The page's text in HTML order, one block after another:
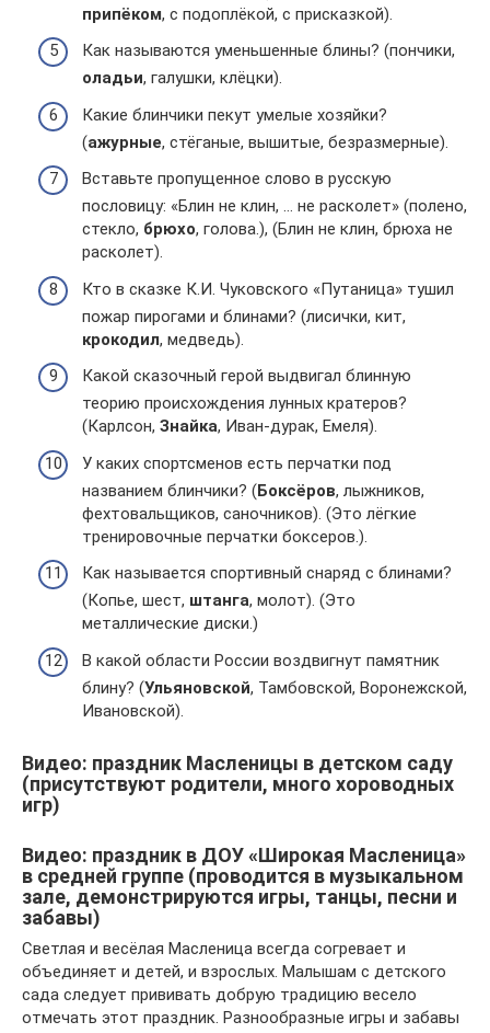
припёком, с подоплёкой, с присказкой).
Как называются уменьшенные блины? (пончики,
оладьи, галушки, клёцки).
Какие блинчики пекут умелые хозяйки?
(ажурные, стёганые, вышитые, безразмерные).
Вставьте пропущенное слово в русскую
пословицу: «Блин не клин, … не расколет» (полено,
стекло, брюхо, голова.), (Блин не клин, брюха не
расколет).
Кто в сказке К.И. Чуковского «Путаница» тушил
пожар пирогами и блинами? (лисички, кит,
крокодил, медведь).
Какой сказочный герой выдвигал блинную
теорию происхождения лунных кратеров?
(Карлсон, Знайка, Иван-дурак, Емеля).
У каких спортсменов есть перчатки под
названием блинчики? (Боксёров, лыжников,
фехтовальщиков, саночников). (Это лёгкие
тренировочные перчатки боксеров.).
Как называется спортивный снаряд с блинами?
(Копье, шест, штанга, молот). (Это
металлические диски.)
В какой области России воздвигнут памятник
блину? (Ульяновской, Тамбовской, Воронежской,
Ивановской).
Видео: праздник Масленицы в детском саду
(присутствуют родители, много хороводных
игр)
Видео: праздник в ДОУ «Широкая Масленица»
в средней группе (проводится в музыкальном
зале, демонстрируются игры, танцы, песни и
забавы)
Светлая и весёлая Масленица всегда согревает и
объединяет и детей, и взрослых. Малышам с детского
сада следует прививать добрую традицию весело
отмечать этот праздник. Разнообразные игры и забавы